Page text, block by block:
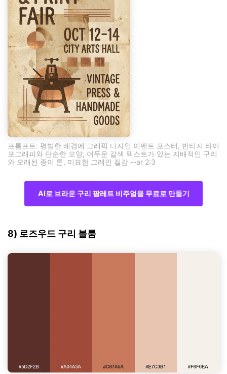
프롬프트: 평범한 배경에 그래픽 디자인 이벤트 포스터, 빈티지 타이
포그래피와 단순한 모양, 어두운 갈색 텍스트가 있는 지배적인 구리
와 오래된 종이 톤, 미묘한 그레인 질감 --ar 2:3
AI로 브라운 구리 팔레트 비주얼을 무료로 만들기
8) 로즈우드 구리 블룸